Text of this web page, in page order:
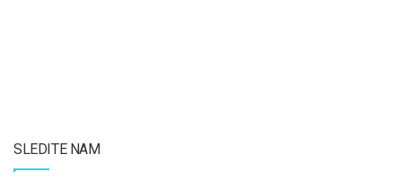
SLEDITE NAM